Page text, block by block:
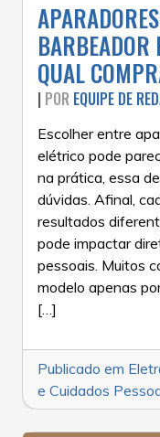
BARBEADOR
QUAL
| POR EQUIPE DE
Escolher entre
elétrico pode
na prática, essa
dúvidas. Afinal,
resultados
pode impactar
pessoais. Muitos
modelo apenas
[…]
Publicado em
e Cuidados